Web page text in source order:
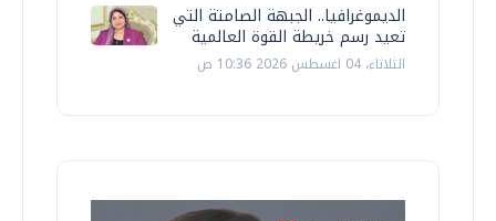
الديموغرافيا.. الجبهة الصامتة التي
تعيد رسم خريطة القوة العالمية
الثلاثاء، 04 اغسطس 2026 10:36 ص